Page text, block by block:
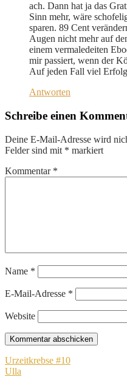
ach. Dann hat ja das
Sinn mehr, wäre
sparen. 89 Cent
Augen nicht mehr auf
einem vermaledeiten
mir passiert, wenn der
Auf jeden Fall viel
Antworten
Schreibe einen
Deine E-Mail-Adresse wird
Felder sind mit * markiert
Kommentar *
Name *
E-Mail-Adresse *
Website
Beitragsnavigation
Urzeitkrebse #10
Ulla